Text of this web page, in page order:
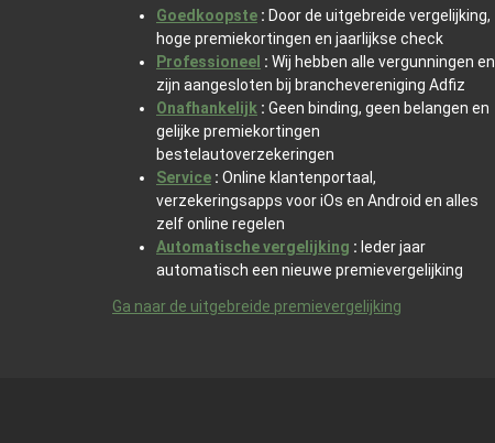
Goedkoopste : Door de uitgebreide vergelijking,
hoge premiekortingen en jaarlijkse check
Professioneel : Wij hebben alle vergunningen en
zijn aangesloten bij branchevereniging Adfiz
Onafhankelijk : Geen binding, geen belangen en
gelijke premiekortingen
bestelautoverzekeringen
Service : Online klantenportaal,
verzekeringsapps voor iOs en Android en alles
zelf online regelen
Automatische vergelijking : Ieder jaar
automatisch een nieuwe premievergelijking
Ga naar de uitgebreide premievergelijking